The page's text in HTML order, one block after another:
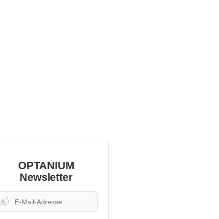
OPTANIUM
Newsletter
📬